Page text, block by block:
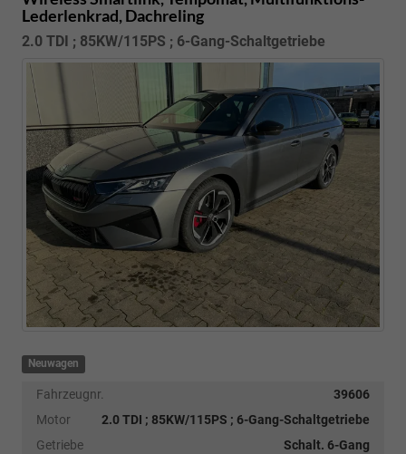
Lederlenkrad, Dachreling
2.0 TDI ; 85KW/115PS ; 6-Gang-Schaltgetriebe
Neuwagen
Fahrzeugnr.
39606
Motor
2.0 TDI ; 85KW/115PS ; 6-Gang-Schaltgetriebe
Getriebe
Schalt. 6-Gang